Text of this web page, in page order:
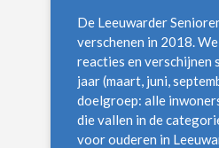
De Leeuwarder
verschenen in 2018.
reacties en verschijnen
jaar (maart, juni,
doelgroep: alle
die vallen in de
voor ouderen in